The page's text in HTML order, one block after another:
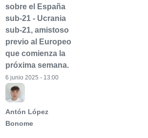
sobre el España
sub-21 - Ucrania
sub-21, amistoso
previo al Europeo
que comienza la
próxima semana.
Antón López
Bonome
6 junio 2025 - 13:00